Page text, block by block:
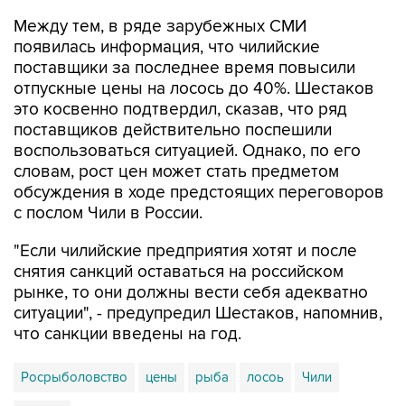
Между тем, в ряде зарубежных СМИ
появилась информация, что чилийские
поставщики за последнее время повысили
отпускные цены на лосось до 40%. Шестаков
это косвенно подтвердил, сказав, что ряд
поставщиков действительно поспешили
воспользоваться ситуацией. Однако, по его
словам, рост цен может стать предметом
обсуждения в ходе предстоящих переговоров
с послом Чили в России.
"Если чилийские предприятия хотят и после
снятия санкций оставаться на российском
рынке, то они должны вести себя адекватно
ситуации", - предупредил Шестаков, напомнив,
что санкции введены на год.
Росрыболовство цены рыба лосоь Чили